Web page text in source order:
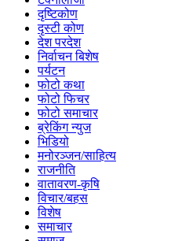
दृष्टिकोण
दृस्टी कोण
देश परदेश
निर्वाचन बिशेष
पर्यटन
फोटो कथा
फोटो फिचर
फोटो समाचार
ब्रेकिंग न्युज
भिडियो
मनोरञ्जन/साहित्य
राजनीति
वातावरण-कृषि
विचार/बहस
विशेष
समाचार